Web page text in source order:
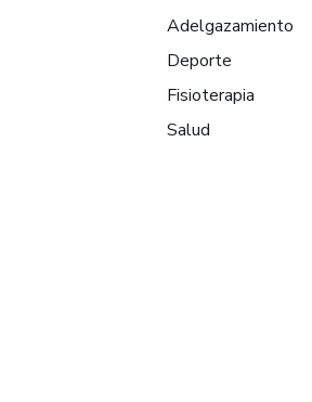
Adelgazamiento
Deporte
Fisioterapia
Salud